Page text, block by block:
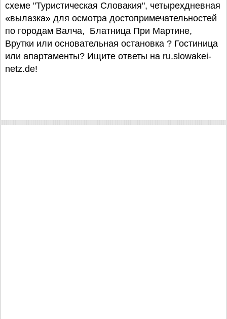
схеме "Туристическая Словакия", четырехдневная
«вылазка» для осмотра достопримечательностей
по городам Валча, Блатница При Мартине,
Врутки или основательная остановка ? Гостиница
или апартаменты? Ищите ответы на ru.slowakei-
netz.de!